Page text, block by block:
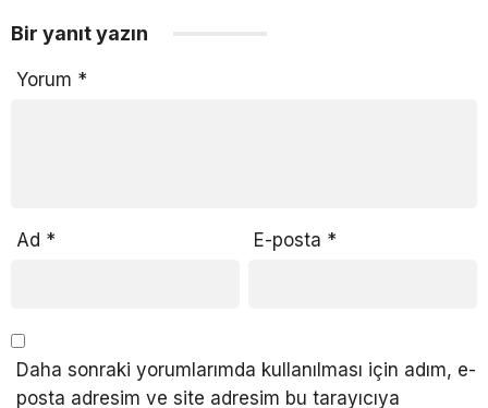
Bir yanıt yazın
Yorum *
Ad * E-posta *
Daha sonraki yorumlarımda kullanılması için adım, e-
posta adresim ve site adresim bu tarayıcıya